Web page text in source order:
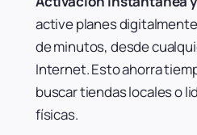
active planes
de minutos, desde
Internet. Esto ahorra
buscar tiendas locales o
físicas.